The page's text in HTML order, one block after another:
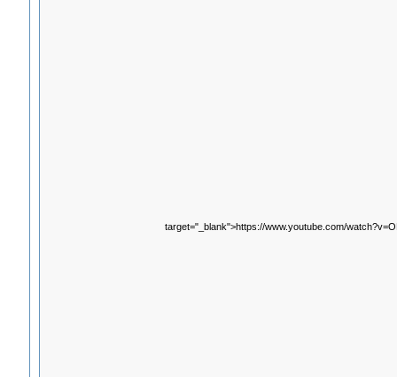
target="_blank">https://www.youtube.com/